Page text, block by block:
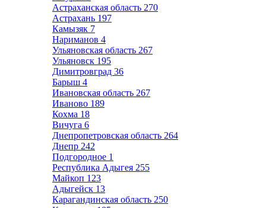
Астраханская область 270
Астрахань 197
Камызяк 7
Нариманов 4
Ульяновская область 267
Ульяновск 195
Димитровград 36
Барыш 4
Ивановская область 267
Иваново 189
Кохма 18
Вичуга 6
Днепропетровская область 264
Днепр 242
Подгородное 1
Республика Адыгея 255
Майкоп 123
Адыгейск 13
Карагандинская область 250